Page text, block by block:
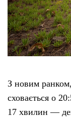
З новим
сховається о
17 хвилин —